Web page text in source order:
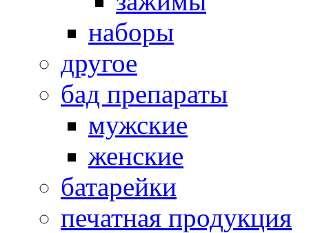
наборы
другое
бад препараты
мужские
женские
батарейки
печатная продукция